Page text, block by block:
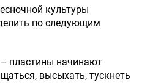
культуры
по следующим
пластины начинают
высыхать, тускнеть